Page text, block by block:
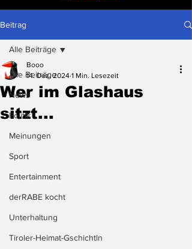
Beitrag
Alle Beiträge
News
Politik
Meinungen
Sport
Entertainment
derRABE kocht
Unterhaltung
Tiroler-Heimat-Gschichtln
Alle Beiträge
Wer im Glashaus
sitzt...
Booo
14. Dez. 2024 1 Min. Lesezeit